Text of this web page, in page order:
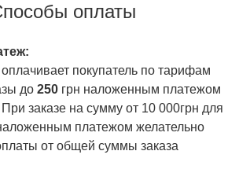
оплаты
покупатель по тарифам
до 250 грн наложенным платежом
заказе на сумму от 10 000грн для
платежом желательно
от общей суммы заказа